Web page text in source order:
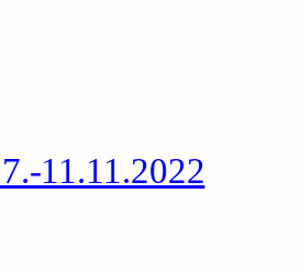
11.11.2022